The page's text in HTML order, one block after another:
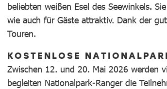
beliebten weißen Esel des Seewinkels.
wie auch für Gäste attraktiv. Dank der
Touren.
KOSTENLOSE
Zwischen 12. und 20. Mai 2026 werden
begleiten Nationalpark-Ranger die